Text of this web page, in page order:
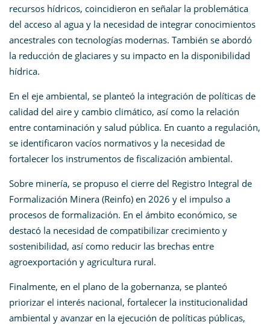
recursos hídricos, coincidieron en señalar la problemática
del acceso al agua y la necesidad de integrar conocimientos
ancestrales con tecnologías modernas. También se abordó
la reducción de glaciares y su impacto en la disponibilidad
hídrica.
En el eje ambiental, se planteó la integración de políticas de
calidad del aire y cambio climático, así como la relación
entre contaminación y salud pública. En cuanto a regulación,
se identificaron vacíos normativos y la necesidad de
fortalecer los instrumentos de fiscalización ambiental.
Sobre minería, se propuso el cierre del Registro Integral de
Formalización Minera (Reinfo) en 2026 y el impulso a
procesos de formalización. En el ámbito económico, se
destacó la necesidad de compatibilizar crecimiento y
sostenibilidad, así como reducir las brechas entre
agroexportación y agricultura rural.
Finalmente, en el plano de la gobernanza, se planteó
priorizar el interés nacional, fortalecer la institucionalidad
ambiental y avanzar en la ejecución de políticas públicas,